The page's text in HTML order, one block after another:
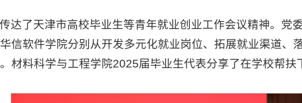
达了天津市高校毕业生等青年就业创业工作会议精神。党
信软件学院分别从开发多元化就业岗位、拓展就业渠道、
材料科学与工程学院2025届毕业生代表分享了在学校帮扶